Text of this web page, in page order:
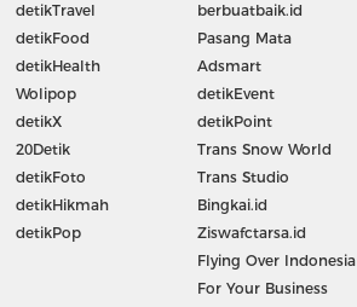
detikTravel
detikFood
detikHealth
Wolipop
detikX
20Detik
detikFoto
detikHikmah
detikPop
berbuatbaik.id
Pasang Mata
Adsmart
detikEvent
detikPoint
Trans Snow World
Trans Studio
Bingkai.id
Ziswafctarsa.id
Flying Over Indonesia
For Your Business